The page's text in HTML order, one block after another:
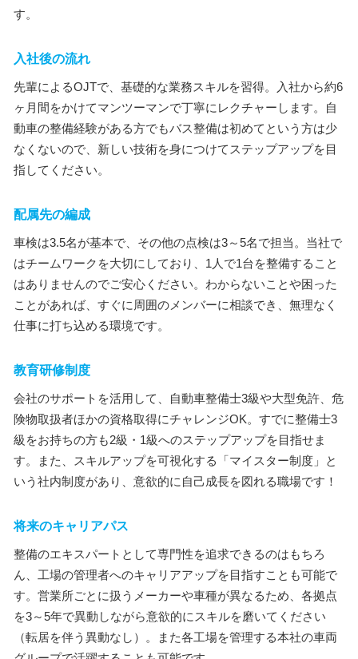
す。
入社後の流れ
先輩によるOJTで、基礎的な業務スキルを習得。入社から約6
ヶ月間をかけてマンツーマンで丁寧にレクチャーします。自
動車の整備経験がある方でもバス整備は初めてという方は少
なくないので、新しい技術を身につけてステップアップを目
指してください。
配属先の編成
車検は3.5名が基本で、その他の点検は3～5名で担当。当社で
はチームワークを大切にしており、1人で1台を整備すること
はありませんのでご安心ください。わからないことや困った
ことがあれば、すぐに周囲のメンバーに相談でき、無理なく
仕事に打ち込める環境です。
教育研修制度
会社のサポートを活用して、自動車整備士3級や大型免許、危
険物取扱者ほかの資格取得にチャレンジOK。すでに整備士3
級をお持ちの方も2級・1級へのステップアップを目指せま
す。また、スキルアップを可視化する「マイスター制度」と
いう社内制度があり、意欲的に自己成長を図れる職場です！
将来のキャリアパス
整備のエキスパートとして専門性を追求できるのはもちろ
ん、工場の管理者へのキャリアアップを目指すことも可能で
す。営業所ごとに扱うメーカーや車種が異なるため、各拠点
を3～5年で異動しながら意欲的にスキルを磨いてください
（転居を伴う異動なし）。また各工場を管理する本社の車両